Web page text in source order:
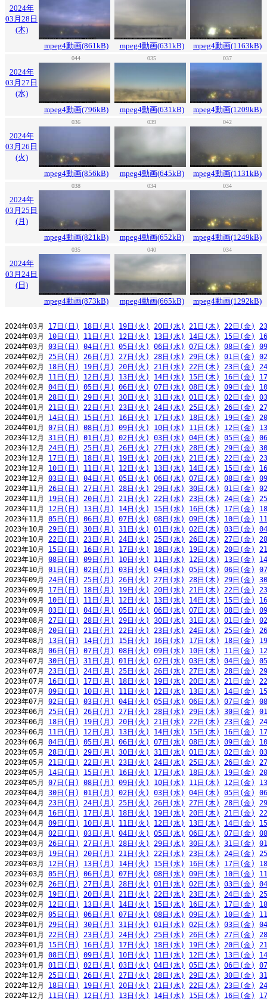
2024年
03月28日
(木)
mpeg4動画(861kB)
mpeg4動画(631kB) mpeg4動画(1163kB)
044 035 037
2024年
03月27日
(水)
mpeg4動画(796kB)
mpeg4動画(631kB) mpeg4動画(1209kB)
036 039 042
2024年
03月26日
(火)
mpeg4動画(856kB)
mpeg4動画(645kB) mpeg4動画(1131kB)
038 034 034
2024年
03月25日
(月)
mpeg4動画(821kB)
mpeg4動画(652kB) mpeg4動画(1249kB)
035 040 034
2024年
03月24日
(日)
mpeg4動画(873kB)
mpeg4動画(665kB) mpeg4動画(1292kB)
2024年03月 17日(日) 18日(月) 19日(火) 20日(水) 21日(木) 22日(金)
2024年03月 10日(日) 11日(月) 12日(火) 13日(水) 14日(木) 15日(金)
2024年03月 03日(日) 04日(月) 05日(火) 06日(水) 07日(木) 08日(金)
2024年02月 25日(日) 26日(月) 27日(火) 28日(水) 29日(木) 01日(金)
2024年02月 18日(日) 19日(月) 20日(火) 21日(水) 22日(木) 23日(金)
2024年02月 11日(日) 12日(月) 13日(火) 14日(水) 15日(木) 16日(金)
2024年02月 04日(日) 05日(月) 06日(火) 07日(水) 08日(木) 09日(金)
2024年01月 28日(日) 29日(月) 30日(火) 31日(水) 01日(木) 02日(金)
2024年01月 21日(日) 22日(月) 23日(火) 24日(水) 25日(木) 26日(金)
2024年01月 14日(日) 15日(月) 16日(火) 17日(水) 18日(木) 19日(金)
2024年01月 07日(日) 08日(月) 09日(火) 10日(水) 11日(木) 12日(金)
2023年12月 31日(日) 01日(月) 02日(火) 03日(水) 04日(木) 05日(金)
2023年12月 24日(日) 25日(月) 26日(火) 27日(水) 28日(木) 29日(金)
2023年12月 17日(日) 18日(月) 19日(火) 20日(水) 21日(木) 22日(金)
2023年12月 10日(日) 11日(月) 12日(火) 13日(水) 14日(木) 15日(金)
2023年12月 03日(日) 04日(月) 05日(火) 06日(水) 07日(木) 08日(金)
2023年11月 26日(日) 27日(月) 28日(火) 29日(水) 30日(木) 01日(金)
2023年11月 19日(日) 20日(月) 21日(火) 22日(水) 23日(木) 24日(金)
2023年11月 12日(日) 13日(月) 14日(火) 15日(水) 16日(木) 17日(金)
2023年11月 05日(日) 06日(月) 07日(火) 08日(水) 09日(木) 10日(金)
2023年10月 29日(日) 30日(月) 31日(火) 01日(水) 02日(木) 03日(金)
2023年10月 22日(日) 23日(月) 24日(火) 25日(水) 26日(木) 27日(金)
2023年10月 15日(日) 16日(月) 17日(火) 18日(水) 19日(木) 20日(金)
2023年10月 08日(日) 09日(月) 10日(火) 11日(水) 12日(木) 13日(金)
2023年10月 01日(日) 02日(月) 03日(火) 04日(水) 05日(木) 06日(金)
2023年09月 24日(日) 25日(月) 26日(火) 27日(水) 28日(木) 29日(金)
2023年09月 17日(日) 18日(月) 19日(火) 20日(水) 21日(木) 22日(金)
2023年09月 10日(日) 11日(月) 12日(火) 13日(水) 14日(木) 15日(金)
2023年09月 03日(日) 04日(月) 05日(火) 06日(水) 07日(木) 08日(金)
2023年08月 27日(日) 28日(月) 29日(火) 30日(水) 31日(木) 01日(金)
2023年08月 20日(日) 21日(月) 22日(火) 23日(水) 24日(木) 25日(金)
2023年08月 13日(日) 14日(月) 15日(火) 16日(水) 17日(木) 18日(金)
2023年08月 06日(日) 07日(月) 08日(火) 09日(水) 10日(木) 11日(金)
2023年07月 30日(日) 31日(月) 01日(火) 02日(水) 03日(木) 04日(金)
2023年07月 23日(日) 24日(月) 25日(火) 26日(水) 27日(木) 28日(金)
2023年07月 16日(日) 17日(月) 18日(火) 19日(水) 20日(木) 21日(金)
2023年07月 09日(日) 10日(月) 11日(火) 12日(水) 13日(木) 14日(金)
2023年07月 02日(日) 03日(月) 04日(火) 05日(水) 06日(木) 07日(金)
2023年06月 25日(日) 26日(月) 27日(火) 28日(水) 29日(木) 30日(金)
2023年06月 18日(日) 19日(月) 20日(火) 21日(水) 22日(木) 23日(金)
2023年06月 11日(日) 12日(月) 13日(火) 14日(水) 15日(木) 16日(金)
2023年06月 04日(日) 05日(月) 06日(火) 07日(水) 08日(木) 09日(金)
2023年05月 28日(日) 29日(月) 30日(火) 31日(水) 01日(木) 02日(金)
2023年05月 21日(日) 22日(月) 23日(火) 24日(水) 25日(木) 26日(金)
2023年05月 14日(日) 15日(月) 16日(火) 17日(水) 18日(木) 19日(金)
2023年05月 07日(日) 08日(月) 09日(火) 10日(水) 11日(木) 12日(金)
2023年04月 30日(日) 01日(月) 02日(火) 03日(水) 04日(木) 05日(金)
2023年04月 23日(日) 24日(月) 25日(火) 26日(水) 27日(木) 28日(金)
2023年04月 16日(日) 17日(月) 18日(火) 19日(水) 20日(木) 21日(金)
2023年04月 09日(日) 10日(月) 11日(火) 12日(水) 13日(木) 14日(金)
2023年04月 02日(日) 03日(月) 04日(火) 05日(水) 06日(木) 07日(金)
2023年03月 26日(日) 27日(月) 28日(火) 29日(水) 30日(木) 31日(金)
2023年03月 19日(日) 20日(月) 21日(火) 22日(水) 23日(木) 24日(金)
2023年03月 12日(日) 13日(月) 14日(火) 15日(水) 16日(木) 17日(金)
2023年03月 05日(日) 06日(月) 07日(火) 08日(水) 09日(木) 10日(金)
2023年02月 26日(日) 27日(月) 28日(火) 01日(水) 02日(木) 03日(金)
2023年02月 19日(日) 20日(月) 21日(火) 22日(水) 23日(木) 24日(金)
2023年02月 12日(日) 13日(月) 14日(火) 15日(水) 16日(木) 17日(金)
2023年02月 05日(日) 06日(月) 07日(火) 08日(水) 09日(木) 10日(金)
2023年01月 29日(日) 30日(月) 31日(火) 01日(水) 02日(木) 03日(金)
2023年01月 22日(日) 23日(月) 24日(火) 25日(水) 26日(木) 27日(金)
2023年01月 15日(日) 16日(月) 17日(火) 18日(水) 19日(木) 20日(金)
2023年01月 08日(日) 09日(月) 10日(火) 11日(水) 12日(木) 13日(金)
2023年01月 01日(日) 02日(月) 03日(火) 04日(水) 05日(木) 06日(金)
2022年12月 25日(日) 26日(月) 27日(火) 28日(水) 29日(木) 30日(金)
2022年12月 18日(日) 19日(月) 20日(火) 21日(水) 22日(木) 23日(金)
2022年12月 11日(日) 12日(月) 13日(火) 14日(水) 15日(木) 16日(金)